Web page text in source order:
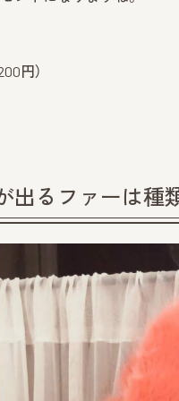
円）
出るファーは種